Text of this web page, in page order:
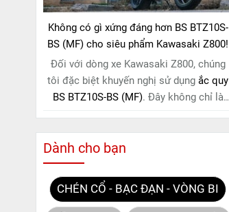
Không có gì xứng đáng hơn BS BTZ10S-
BS (MF) cho siêu phẩm Kawasaki Z800!
Đối với dòng xe Kawasaki Z800, chúng
tôi đặc biệt khuyến nghị sử dụngắc quy
BS BTZ10S-BS (MF). Đây không chỉ là
giải pháp hoàn hảo được thiết kế dành
riêng cho "chiến mã" này. Với
MF (Maintenance Free)
quy khô này hoàn toàn không cần bảo
dưỡng.
Dành cho bạn
CHÉN CỔ - BẠC ĐẠN - VÒNG BI